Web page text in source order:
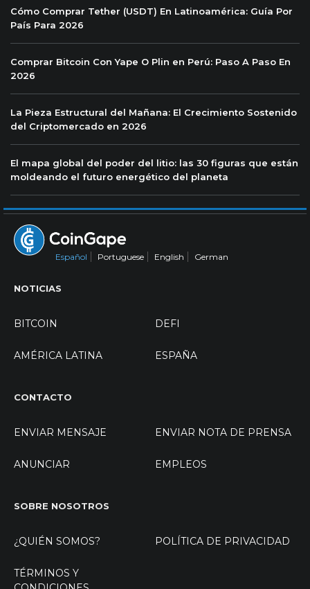
Cómo Comprar Tether (USDT) En Latinoamérica: Guía Por
País Para 2026
Comprar Bitcoin Con Yape O Plin en Perú: Paso A Paso En
2026
La Pieza Estructural del Mañana: El Crecimiento Sostenido
del Criptomercado en 2026
El mapa global del poder del litio: las 30 figuras que están
moldeando el futuro energético del planeta
Español Portuguese English German
NOTICIAS
BITCOIN DEFI
AMÉRICA LATINA ESPAÑA
CONTACTO
ENVIAR MENSAJE ENVIAR NOTA DE PRENSA
ANUNCIAR EMPLEOS
SOBRE NOSOTROS
¿QUIÉN SOMOS? POLÍTICA DE PRIVACIDAD
TÉRMINOS Y